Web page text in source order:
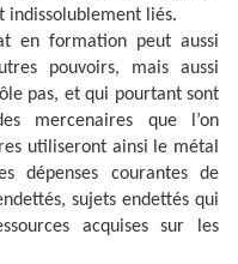
indissolublement liés.
en formation peut aussi
pouvoirs, mais aussi
pas, et qui pourtant sont
mercenaires que l’on
utiliseront ainsi le métal
dépenses courantes de
sujets endettés qui
acquises sur les